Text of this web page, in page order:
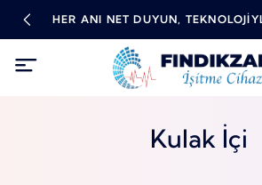
HER ANI NET DUYUN,
Kulak İçi